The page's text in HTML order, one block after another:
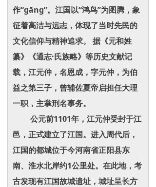
作“gāng”。江国以“鸿鸟”为图腾，象
征着高洁与远志，体现了当时先民的
文化信仰与精神追求。 据《元和姓
纂》《通志·氏族略》等历史文献记
载，江元仲，名恩成，字元仲，为伯
益之第三子，曾辅佐夏帝启担任大理
一职，主掌刑名事务。
公元前1101年，江元仲受封于江
邑，正式建立了江国。进入周代后，
江国的都城位于今河南省正阳县东
南、淮水北岸约1公里处。在此地，考
古发现有江国故城遗址，城址呈长方